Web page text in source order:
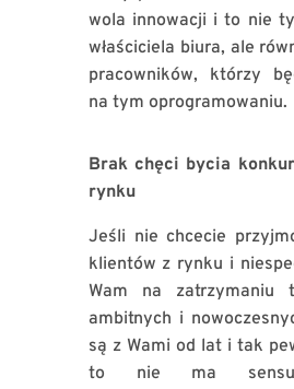
wola innowacji i to nie
właściciela biura, ale
pracowników, którzy
na tym oprogramowaniu.
Brak chęci bycia
rynku
Jeśli nie chcecie
klientów z rynku i
Wam na zatrzymaniu
ambitnych i
są z Wami od lat i tak
to nie ma sensu